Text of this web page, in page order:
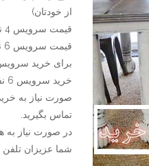
از خودتان)
قیمت سرویس 4 نفره با تخفیف: 43200000 تومان
قیمت سرویس 6 نفره با تخفیف: 62500000 تومان
تماس بگیرید.
در صورت نیاز به
شما عزیزان تلفن 09124780614 در خدمت شما بزرگواران می باشد.